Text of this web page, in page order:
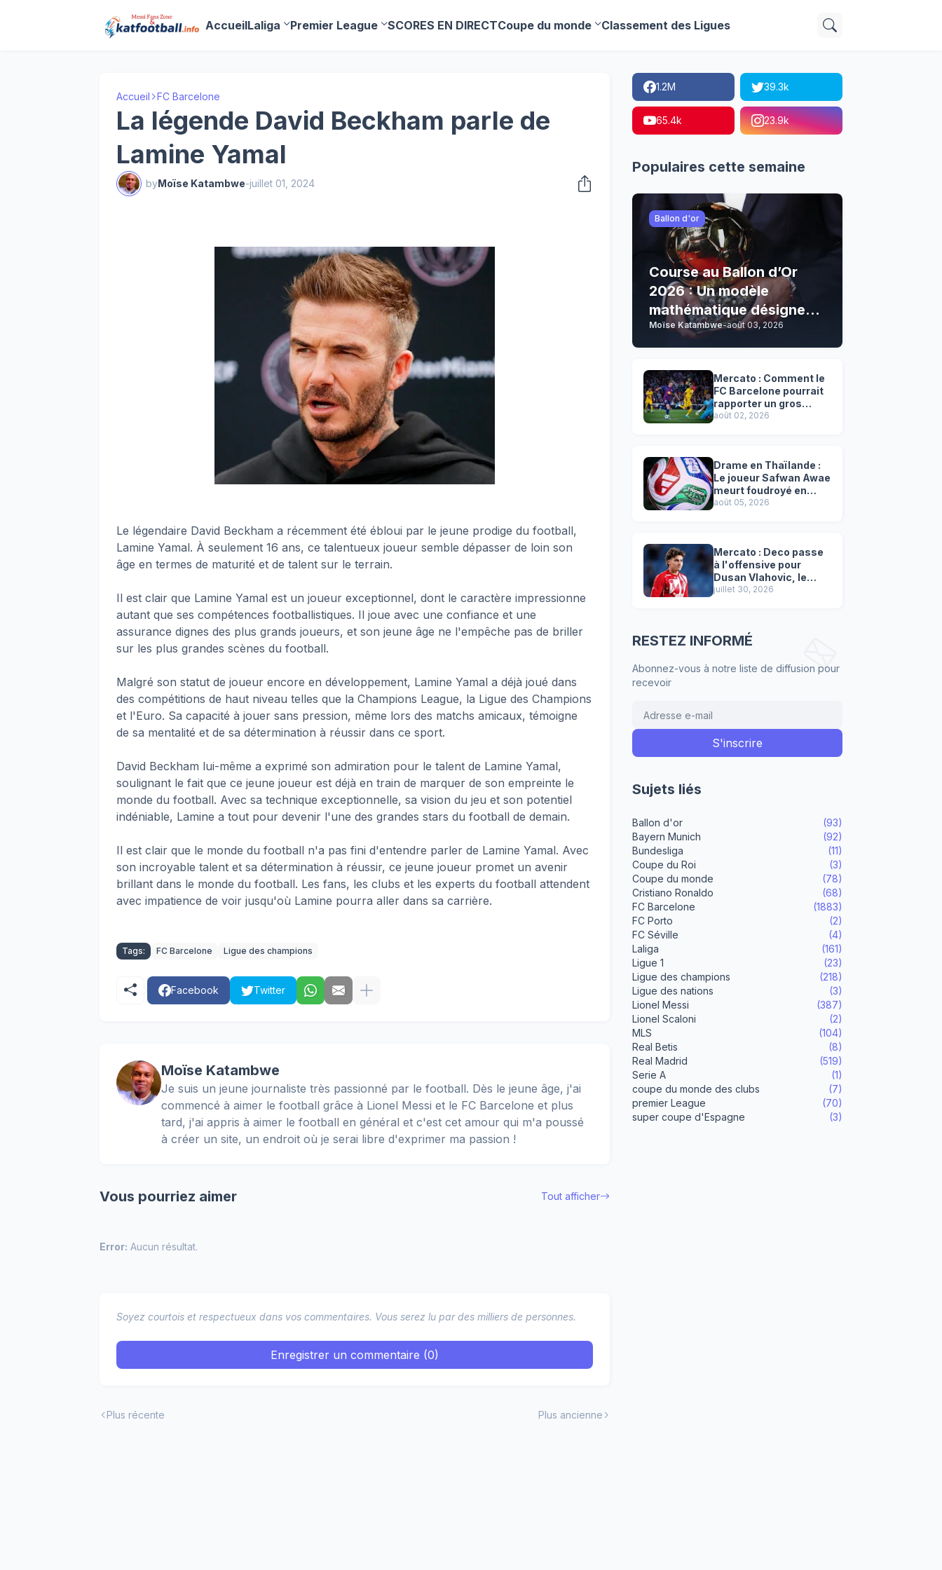
AccueilLaliga Premier League SCORES EN DIRECTCoupe du monde Classement des Ligues
Accueil FC Barcelone
La légende David Beckham parle de
Lamine Yamal
byMoïse Katambwe-juillet 01, 2024
Le légendaire David Beckham a récemment été ébloui par le jeune prodige du football,
Lamine Yamal. À seulement 16 ans, ce talentueux joueur semble dépasser de loin son
âge en termes de maturité et de talent sur le terrain.
Il est clair que Lamine Yamal est un joueur exceptionnel, dont le caractère impressionne
autant que ses compétences footballistiques. Il joue avec une confiance et une
assurance dignes des plus grands joueurs, et son jeune âge ne l'empêche pas de briller
sur les plus grandes scènes du football.
Malgré son statut de joueur encore en développement, Lamine Yamal a déjà joué dans
des compétitions de haut niveau telles que la Champions League, la Ligue des Champions
et l'Euro. Sa capacité à jouer sans pression, même lors des matchs amicaux, témoigne
de sa mentalité et de sa détermination à réussir dans ce sport.
David Beckham lui-même a exprimé son admiration pour le talent de Lamine Yamal,
soulignant le fait que ce jeune joueur est déjà en train de marquer de son empreinte le
monde du football. Avec sa technique exceptionnelle, sa vision du jeu et son potentiel
indéniable, Lamine a tout pour devenir l'une des grandes stars du football de demain.
Il est clair que le monde du football n'a pas fini d'entendre parler de Lamine Yamal. Avec
son incroyable talent et sa détermination à réussir, ce jeune joueur promet un avenir
brillant dans le monde du football. Les fans, les clubs et les experts du football attendent
avec impatience de voir jusqu'où Lamine pourra aller dans sa carrière.
Tags: FC Barcelone Ligue des champions
Facebook Twitter
Moïse Katambwe
Je suis un jeune journaliste très passionné par le football. Dès le jeune âge, j'ai
commencé à aimer le football grâce à Lionel Messi et le FC Barcelone et plus
tard, j'ai appris à aimer le football en général et c'est cet amour qui m'a poussé
à créer un site, un endroit où je serai libre d'exprimer ma passion !
Vous pourriez aimer Tout afficher
Error: Aucun résultat.
Soyez courtois et respectueux dans vos commentaires. Vous serez lu par des milliers de personnes.
Enregistrer un commentaire (0)
Plus récente Plus ancienne
1.2M 39.3k
65.4k 23.9k
Populaires cette semaine
Ballon d'or
Course au Ballon d’Or
2026 : Un modèle
mathématique désigne
son grand favori !
Moïse Katambwe-août 03, 2026
Mercato : Comment le
FC Barcelone pourrait
rapporter un gros
chèque inespéré à l’OM
août 02, 2026
Drame en Thaïlande :
Le joueur Safwan Awae
meurt foudroyé en
plein match
août 05, 2026
Mercato : Deco passe
à l'offensive pour
Dusan Vlahovic, le
successeur désigné
juillet 30, 2026
RESTEZ INFORMÉ
Abonnez-vous à notre liste de diffusion pour
recevoir
Sujets liés
Ballon d'or
(93)
Bayern Munich
(92)
Bundesliga
(11)
Coupe du Roi
(3)
Coupe du monde
(78)
Cristiano Ronaldo
(68)
FC Barcelone
(1883)
FC Porto
(2)
FC Séville
(4)
Laliga
(161)
Ligue 1
(23)
Ligue des champions
(218)
Ligue des nations
(3)
Lionel Messi
(387)
Lionel Scaloni
(2)
MLS
(104)
Real Betis
(8)
Real Madrid
(519)
Serie A
(1)
coupe du monde des clubs
(7)
premier League
(70)
super coupe d'Espagne
(3)